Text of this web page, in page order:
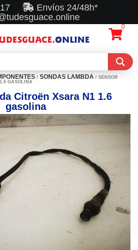
Envíos 24/48h*
0
/ SONDAS LAMBDA / SENSOR
GASOLINA
Citroën Xsara N1 1.6
gasolina